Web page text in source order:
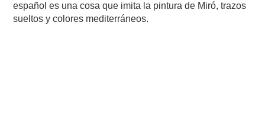
español es una cosa que imita la pintura de Miró, trazos
sueltos y colores mediterráneos.